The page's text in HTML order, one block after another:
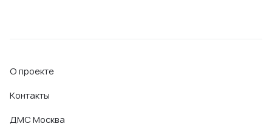
О проекте
Контакты
ДМС Москва